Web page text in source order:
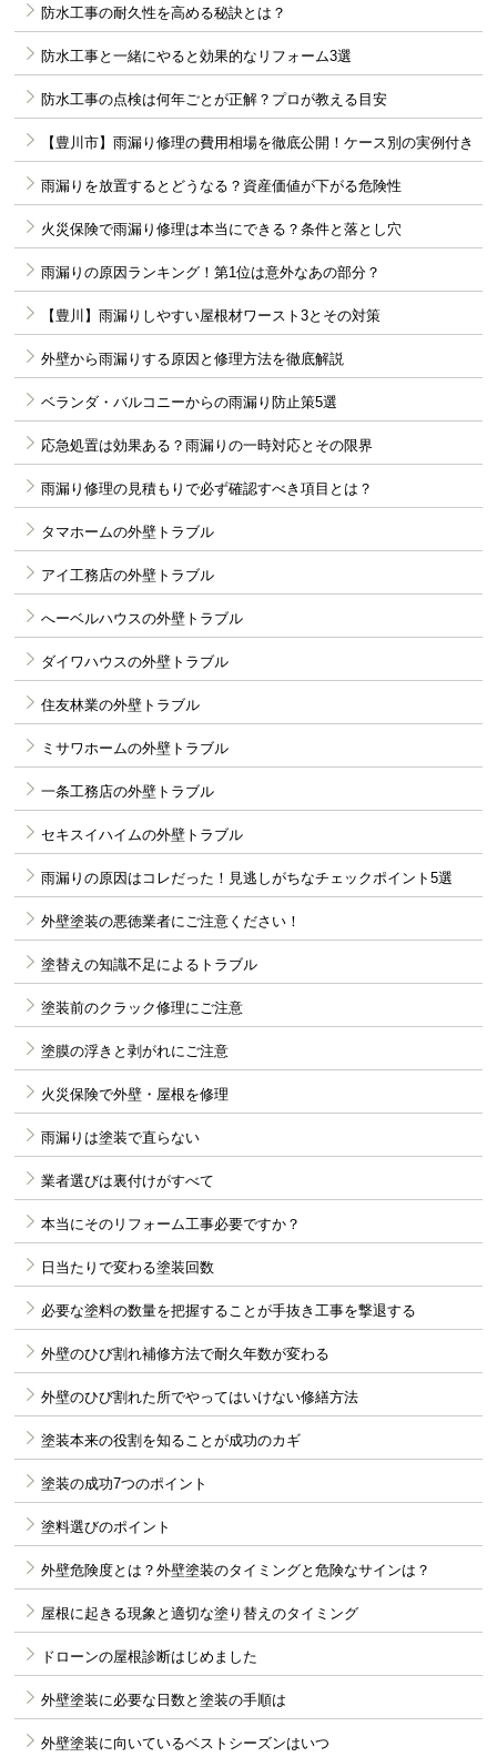
防水工事の耐久性を高める秘訣とは？
防水工事と一緒にやると効果的なリフォーム3選
防水工事の点検は何年ごとが正解？プロが教える目安
【豊川市】雨漏り修理の費用相場を徹底公開！ケース別の実例付き
雨漏りを放置するとどうなる？資産価値が下がる危険性
火災保険で雨漏り修理は本当にできる？条件と落とし穴
雨漏りの原因ランキング！第1位は意外なあの部分？
【豊川】雨漏りしやすい屋根材ワースト3とその対策
外壁から雨漏りする原因と修理方法を徹底解説
ベランダ・バルコニーからの雨漏り防止策5選
応急処置は効果ある？雨漏りの一時対応とその限界
雨漏り修理の見積もりで必ず確認すべき項目とは？
タマホームの外壁トラブル
アイ工務店の外壁トラブル
へーベルハウスの外壁トラブル
ダイワハウスの外壁トラブル
住友林業の外壁トラブル
ミサワホームの外壁トラブル
一条工務店の外壁トラブル
セキスイハイムの外壁トラブル
雨漏りの原因はコレだった！見逃しがちなチェックポイント5選
外壁塗装の悪徳業者にご注意ください！
塗替えの知識不足によるトラブル
塗装前のクラック修理にご注意
塗膜の浮きと剥がれにご注意
火災保険で外壁・屋根を修理
雨漏りは塗装で直らない
業者選びは裏付けがすべて
本当にそのリフォーム工事必要ですか？
日当たりで変わる塗装回数
必要な塗料の数量を把握することが手抜き工事を撃退する
外壁のひび割れ補修方法で耐久年数が変わる
外壁のひび割れた所でやってはいけない修繕方法
塗装本来の役割を知ることが成功のカギ
塗装の成功7つのポイント
塗料選びのポイント
外壁危険度とは？外壁塗装のタイミングと危険なサインは？
屋根に起きる現象と適切な塗り替えのタイミング
ドローンの屋根診断はじめました
外壁塗装に必要な日数と塗装の手順は
外壁塗装に向いているベストシーズンはいつ